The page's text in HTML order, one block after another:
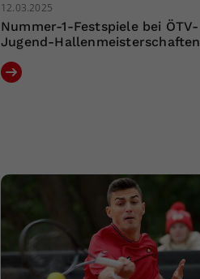
12.03.2025
Nummer-1-Festspiele bei ÖTV-
Jugend-Hallenmeisterschaften